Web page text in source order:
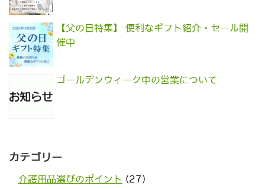
【父の日特集】 便利なギフト紹介・セール開
催中
ゴールデンウィーク中の営業について
カテゴリー
介護用品選びのポイント (27)